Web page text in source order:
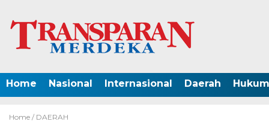
Home Nasional Internasional Daerah
Home / DAERAH